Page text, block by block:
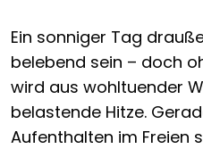
Ein sonniger Tag
belebend sein – doch
wird aus wohltuender
belastende Hitze.
Aufenthalten im Freien